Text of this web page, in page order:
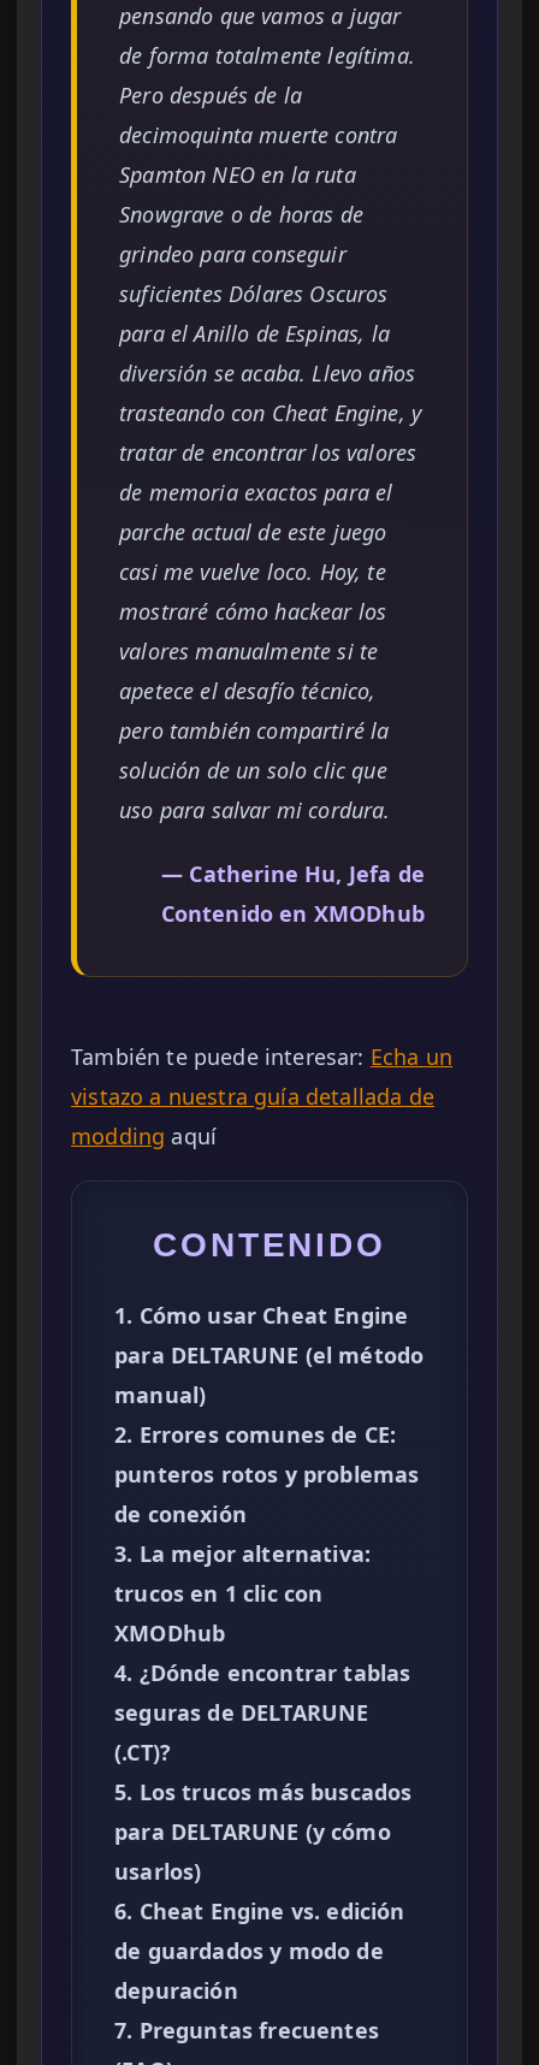
pensando que vamos a jugar
de forma totalmente legítima.
Pero después de la
decimoquinta muerte contra
Spamton NEO en la ruta
Snowgrave o de horas de
grindeo para conseguir
suficientes Dólares Oscuros
para el Anillo de Espinas, la
diversión se acaba. Llevo años
trasteando con Cheat Engine, y
tratar de encontrar los valores
de memoria exactos para el
parche actual de este juego
casi me vuelve loco. Hoy, te
mostraré cómo hackear los
valores manualmente si te
apetece el desafío técnico,
pero también compartiré la
solución de un solo clic que
uso para salvar mi cordura.
— Catherine Hu, Jefa de
Contenido en XMODhub
También te puede interesar: Echa un
vistazo a nuestra guía detallada de
modding aquí
CONTENIDO
1. Cómo usar Cheat Engine
para DELTARUNE (el método
manual)
2. Errores comunes de CE:
punteros rotos y problemas
de conexión
3. La mejor alternativa:
trucos en 1 clic con
XMODhub
4. ¿Dónde encontrar tablas
seguras de DELTARUNE
(.CT)?
5. Los trucos más buscados
para DELTARUNE (y cómo
usarlos)
6. Cheat Engine vs. edición
de guardados y modo de
depuración
7. Preguntas frecuentes